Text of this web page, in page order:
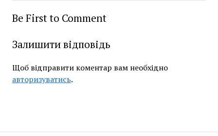
Be First to Comment
Залишити відповідь
Щоб відправити коментар вам необхідно
авторизуватись.